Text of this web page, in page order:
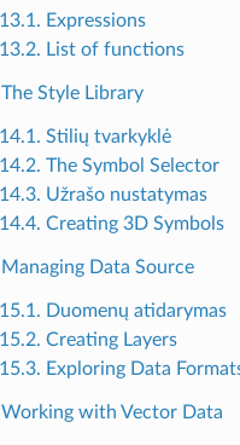
13.1. Expressions
13.2. List of functions
Style Library
14.1. Stilių tvarkyklė
14.2. The Symbol Selector
14.3. Užrašo nustatymas
14.4. Creating 3D Symbols
Data Source
15.1. Duomenų atidarymas
15.2. Creating Layers
15.3. Exploring Data
with Vector Data